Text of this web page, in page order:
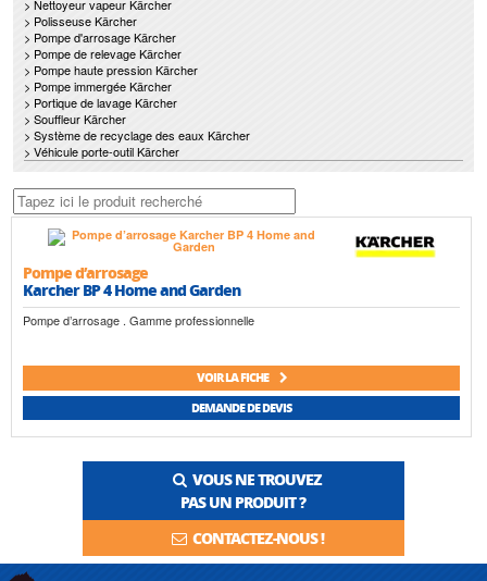
> Nettoyeur vapeur Kärcher
> Polisseuse Kärcher
> Pompe d'arrosage Kärcher
> Pompe de relevage Kärcher
> Pompe haute pression Kärcher
> Pompe immergée Kärcher
> Portique de lavage Kärcher
> Souffleur Kärcher
> Système de recyclage des eaux Kärcher
> Véhicule porte-outil Kärcher
Pompe d’arrosage
Karcher BP 4 Home and Garden
Pompe d’arrosage . Gamme professionnelle
VOIR LA FICHE
DEMANDE DE DEVIS
VOUS NE TROUVEZ
PAS UN PRODUIT ?
CONTACTEZ-NOUS !